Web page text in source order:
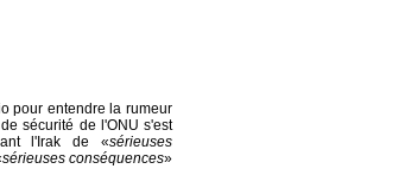
pour entendre la rumeur
sécurité de l'ONU s'est
l'Irak de «sérieuses
sérieuses conséquences»